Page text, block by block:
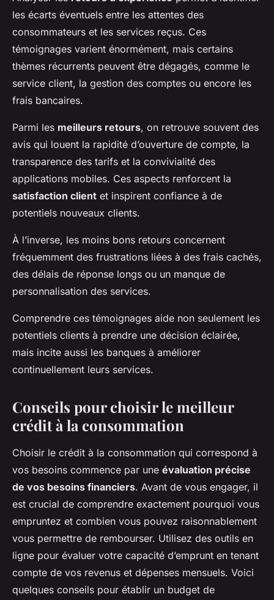
les écarts éventuels entre les attentes des
consommateurs et les services reçus. Ces
témoignages varient énormément, mais certains
thèmes récurrents peuvent être dégagés, comme le
service client, la gestion des comptes ou encore les
frais bancaires.
Parmi les meilleurs retours, on retrouve souvent des
avis qui louent la rapidité d’ouverture de compte, la
transparence des tarifs et la convivialité des
applications mobiles. Ces aspects renforcent la
satisfaction client et inspirent confiance à de
potentiels nouveaux clients.
À l’inverse, les moins bons retours concernent
fréquemment des frustrations liées à des frais cachés,
des délais de réponse longs ou un manque de
personnalisation des services.
Comprendre ces témoignages aide non seulement les
potentiels clients à prendre une décision éclairée,
mais incite aussi les banques à améliorer
continuellement leurs services.
Conseils pour choisir le meilleur
crédit à la consommation
Choisir le crédit à la consommation qui correspond à
vos besoins commence par une évaluation précise
de vos besoins financiers. Avant de vous engager, il
est crucial de comprendre exactement pourquoi vous
empruntez et combien vous pouvez raisonnablement
vous permettre de rembourser. Utilisez des outils en
ligne pour évaluer votre capacité d’emprunt en tenant
compte de vos revenus et dépenses mensuels. Voici
quelques conseils pour établir un budget de